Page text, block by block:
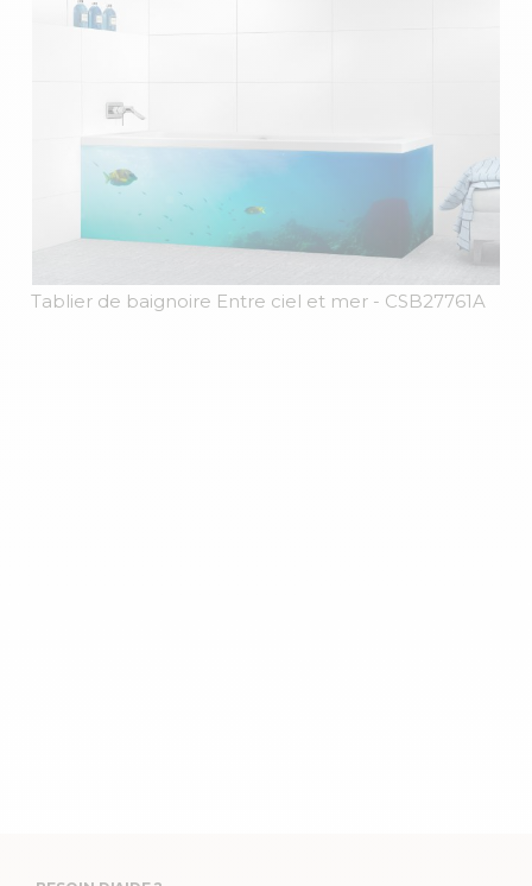
Tablier de baignoire Entre ciel et mer - CSB27761A